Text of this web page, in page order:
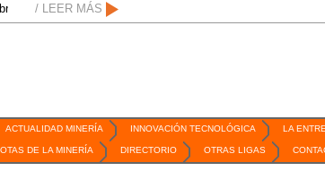
/ San Luis Potosí, SLP / Mexico Mining Forum / 2 de
/ LEER MÁS
ACTUALIDAD MINERÍA INNOVACIÓN TECNOLÓGICA LA
DE LA MINERÍA DIRECTORIO OTRAS LIGAS